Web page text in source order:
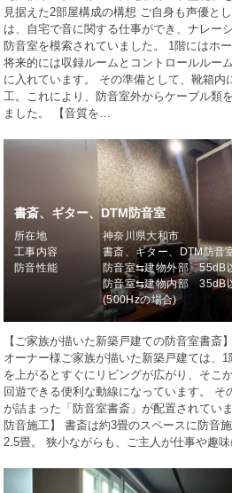
見据えた2部屋構成の構想 ご自身も声優と
は、自宅で音に関する仕事ができ、ナレー
防音室を模索されていました。 1階にはホ
将来的には収録ルームとコントロールルー
に入れています。 その準備として、靴箱内
工。これにより、防音室外からケーブル類
ました。 【音質を…
書斎、ギター、DTM防音室
所在地
神奈川県大和市
工事内容
書斎、ギター、DTM防音
防音性能
防音室⇆建物外部 55dB
防音室⇆建物内部 35dB
(500Hzの場合)
【ご家族が描いた新築戸建ての防音室書斎
オーナー様ご家族が描いた新築戸建ては、
を上がるとすぐにリビングが広がり、そこ
回遊できる便利な動線になっています。 そ
が詰まった「防音室書斎」が配置されてい
防音施工】 書斎は約3畳のスペースに防音
2.5畳。 狭小ながらも、ご主人が仕事や趣